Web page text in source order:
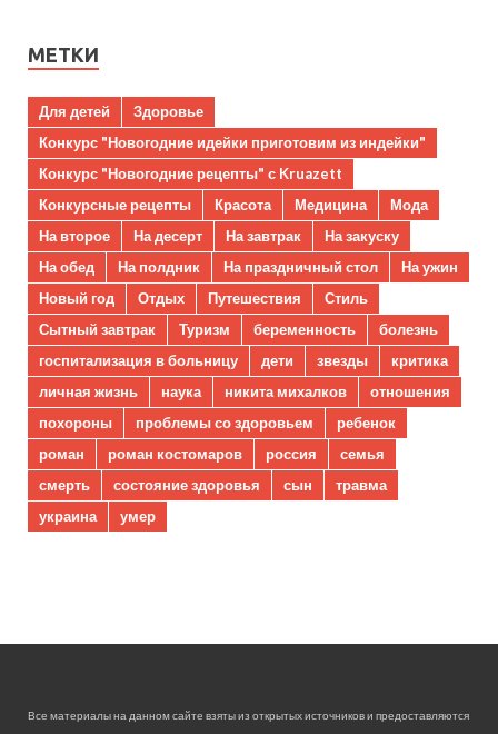
МЕТКИ
Для детей
Здоровье
Конкурс "Новогодние идейки приготовим из индейки"
Конкурс "Новогодние рецепты" с Kruazett
Конкурсные рецепты
Красота Медицина
Мода
На второе
На десерт На завтрак
На закуску
На обед
На полдник На праздничный стол
На ужин
Новый год
Отдых Путешествия
Стиль
Сытный завтрак
Туризм беременность
болезнь
госпитализация в больницу
дети звезды
критика
личная жизнь
наука никита михалков
отношения
похороны
проблемы со здоровьем
ребенок
роман
роман костомаров россия
семья
смерть
состояние здоровья сын
травма
украина
умер
Все материалы на данном сайте взяты из открытых источников и предоставляются